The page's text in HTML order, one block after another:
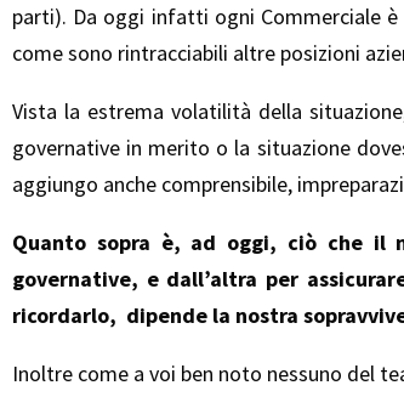
parti). Da oggi infatti ogni Commerciale
come sono rintracciabili altre posizioni
Vista la estrema volatilità della
governative in merito o la situazione
aggiungo anche comprensibile,
Quanto sopra è, ad oggi, ciò che il
governative, e dall’altra per
ricordarlo, dipende la nostra
Inoltre come a voi ben noto nessuno del